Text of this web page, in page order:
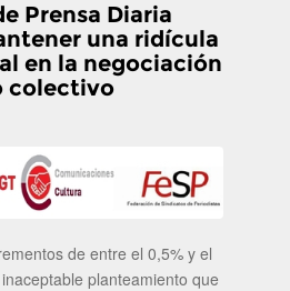
Prensa Diaria
una ridícula
en la negociación
colectivo
de entre el 0,5% y el
planteamiento que